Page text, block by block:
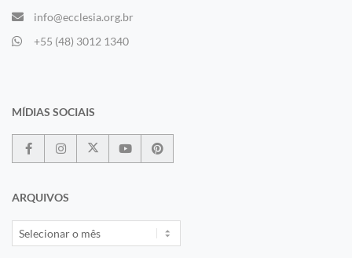
info@ecclesia.org.br
+55 (48) 3012 1340
MÍDIAS SOCIAIS
ARQUIVOS